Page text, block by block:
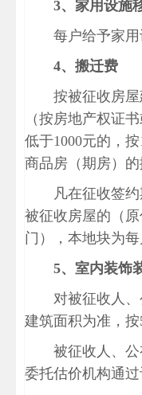
3、家用设施
每户给予家用
4、搬迁费
按被征收房
（按房地产权证
低于1000元的，
商品房（期房）的
凡在征收签
被征收房屋的（
门），本地块为每
5、室内装饰
对被征收人
建筑面积为准，按
被征收人、
委托估价机构通过